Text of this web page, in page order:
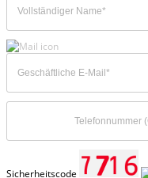
Sicherheitscode